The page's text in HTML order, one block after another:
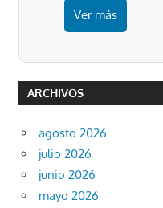
Ver más
ARCHIVOS
agosto 2026
julio 2026
junio 2026
mayo 2026